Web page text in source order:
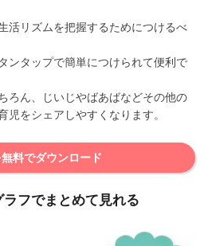
活リズムを把握するためにつけるべ
ンタップで簡単につけられて便利で
ろん、じいじやばあばなどその他の
児をシェアしやすくなります。
料でダウンロード
フでまとめて見れる